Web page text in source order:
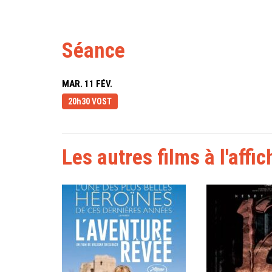
Séance
MAR. 11 FÉV.
20h30 VOST
Les autres films à